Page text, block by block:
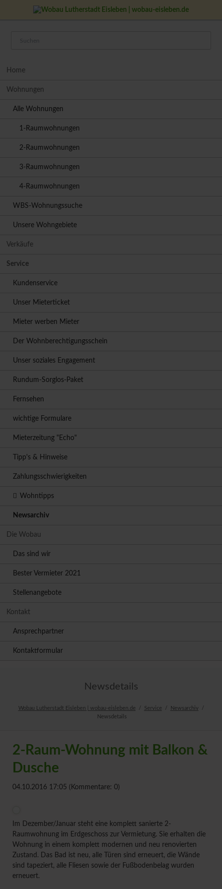
Home
Wohnungen
Alle Wohnungen
1-Raumwohnungen
2-Raumwohnungen
3-Raumwohnungen
4-Raumwohnungen
WBS-Wohnungssuche
Unsere Wohngebiete
Verkäufe
Service
Kundenservice
Unser Mieterticket
Mieter werben Mieter
Der Wohnberechtigungsschein
Unser soziales Engagement
Rundum-Sorglos-Paket
Fernsehen
wichtige Formulare
Mieterzeitung "Echo"
Tipp's & Hinweise
Zahlungsschwierigkeiten
Wohntipps
Newsarchiv
Die Wobau
Das sind wir
Bester Vermieter 2021
Stellenangebote
Kontakt
Ansprechpartner
Kontaktformular
Newsdetails
Wobau Lutherstadt Eisleben | wobau-eisleben.de Service
Newsarchiv
Newsdetails
2-Raum-Wohnung mit Balkon &
Dusche
04.10.2016 17:05 (Kommentare: 0)
Im Dezember/Januar steht eine komplett sanierte 2-
Raumwohnung im Erdgeschoss zur Vermietung. Sie erhalten die
Wohnung in einem komplett modernen und neu renovierten
Zustand. Das Bad ist neu, alle Türen sind erneuert, die Wände
sind tapeziert, alle Fliesen sowie der Fußbodenbelag wurden
erneuert.